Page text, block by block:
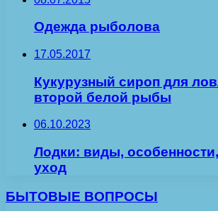
Одежда рыболова
17.05.2017
Кукурузный сироп для
второй белой рыбы
06.10.2023
Лодки: виды,
уход
БЫТОВЫЕ ВОПРОСЫ